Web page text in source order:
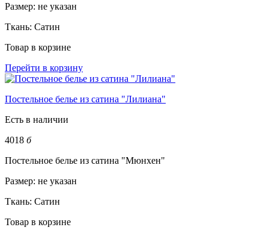
Размер: не указан
Ткань: Сатин
Товар в корзине
Перейти в корзину
Постельное белье из сатина "Лилиана"
Есть в наличии
4018 б
Постельное белье из сатина "Мюнхен"
Размер: не указан
Ткань: Сатин
Товар в корзине